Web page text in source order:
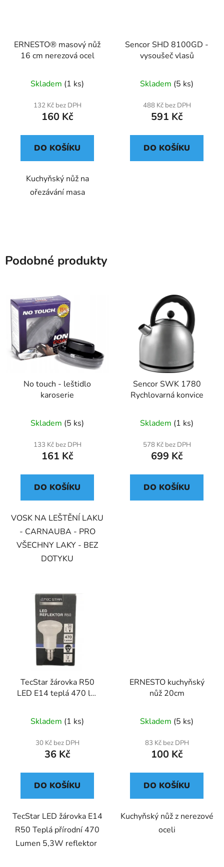
ERNESTO® masový nůž
16 cm nerezová ocel
Skladem (1 ks)
132 Kč bez DPH
160 Kč
DO KOŠÍKU
Kuchyňský nůž na
ořezávání masa
Sencor SHD 8100GD -
vysoušeč vlasů
Skladem (5 ks)
488 Kč bez DPH
591 Kč
DO KOŠÍKU
Podobné produkty
No touch - leštidlo
karoserie
Skladem (5 ks)
133 Kč bez DPH
161 Kč
DO KOŠÍKU
VOSK NA LEŠTĚNÍ LAKU
- CARNAUBA - PRO
VŠECHNY LAKY - BEZ
DOTYKU
Sencor SWK 1780
Rychlovarná konvice
Skladem (1 ks)
578 Kč bez DPH
699 Kč
DO KOŠÍKU
TecStar žárovka R50
LED E14 teplá 470 lm
Skladem (1 ks)
30 Kč bez DPH
36 Kč
DO KOŠÍKU
TecStar LED žárovka E14
R50 Teplá přírodní 470
Lumen 5,3W reflektor
ERNESTO kuchyňský
nůž 20cm
Skladem (5 ks)
83 Kč bez DPH
100 Kč
DO KOŠÍKU
Kuchyňský nůž z nerezové
oceli